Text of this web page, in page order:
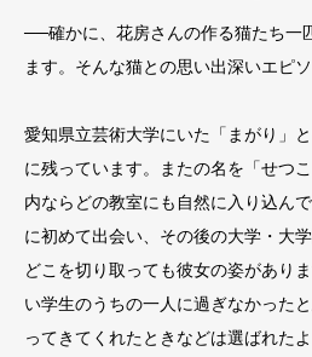
──確かに、花房さんの作る猫たち一
ます。そんな猫との思い出深いエピ
愛知県立芸術大学にいた「まがり」
に残っています。またの名を「せつ
内ならどの教室にも自然に入り込ん
に初めて出会い、その後の大学・大
どこを切り取っても彼女の姿があり
い学生のうちの一人に過ぎなかった
ってきてくれたときなどは選ばれた